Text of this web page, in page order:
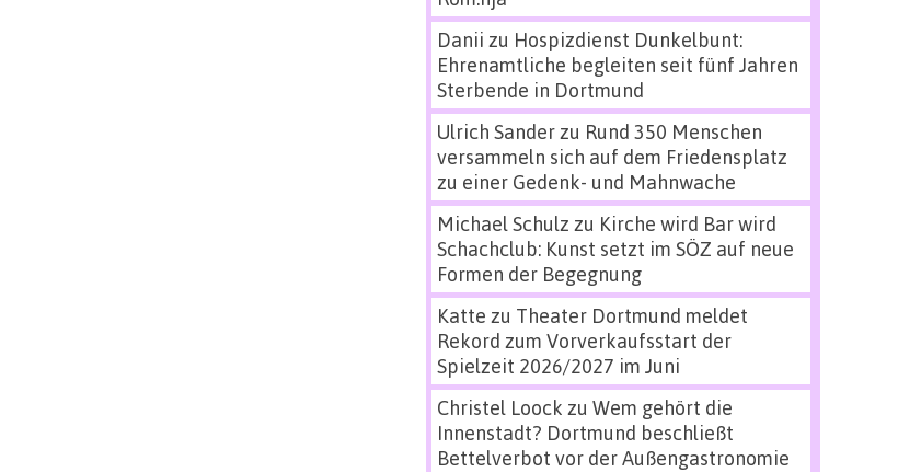
Danii zu Hospizdienst Dunkelbunt:
Ehrenamtliche begleiten seit fünf Jahren
Sterbende in Dortmund
Ulrich Sanderzu Rund 350 Menschen
versammeln sich auf dem Friedensplatz
zu einer Gedenk- und Mahnwache
Michael Schulz zu Kirche wird Bar wird
Schachclub: Kunst setzt im SÖZ auf neue
Formen der Begegnung
Katte zu Theater Dortmund meldet
Rekord zum Vorverkaufsstart der
Spielzeit 2026/2027 im Juni
Christel Loock zu Wem gehört die
Innenstadt? Dortmund beschließt
Bettelverbot vor der Außengastronomie